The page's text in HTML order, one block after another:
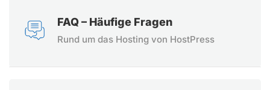
FAQ – Häufige Fragen
Rund um das Hosting von HostPress